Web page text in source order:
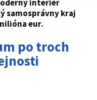
interiér
samosprávny kraj
eur.
po troch